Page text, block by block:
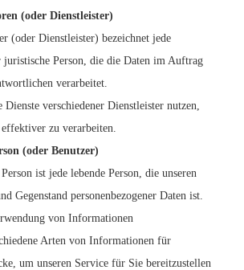
(oder Dienstleister)
(oder Dienstleister) bezeichnet jede
juristische Person, die die Daten im Auftrag
verarbeitet.
verschiedener Dienstleister nutzen,
zu verarbeiten.
(oder Benutzer)
ist jede lebende Person, die unseren
Gegenstand personenbezogener Daten ist.
von Informationen
Arten von Informationen für
um unseren Service für Sie bereitzustellen